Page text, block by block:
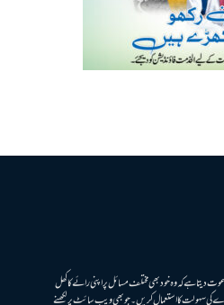
دیتا ہے کہ وہ خود بھی مختلف مسائل پر اپنی رائے کا کھل